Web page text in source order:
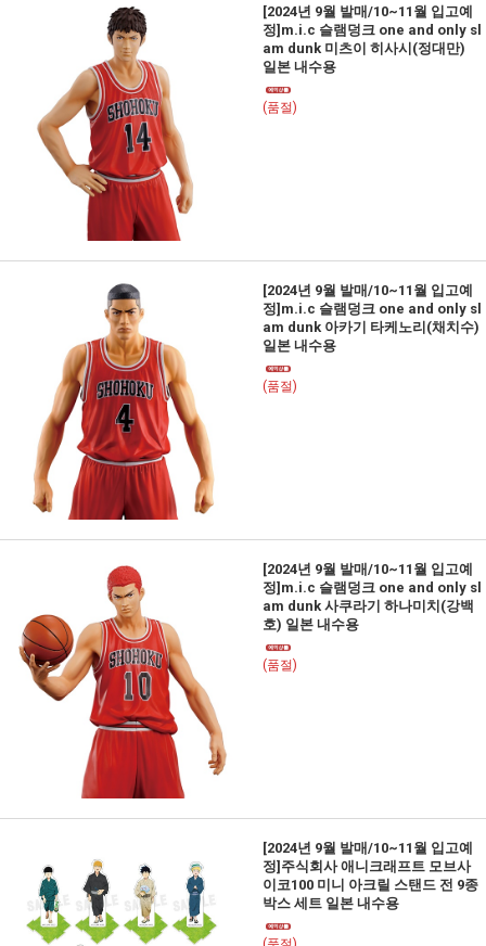
[2024년 9월 발매/10~11월 입고예
정]m.i.c 슬램덩크 one and only sl
am dunk 미츠이 히사시(정대만)
일본 내수용
(품절)
[2024년 9월 발매/10~11월 입고예
정]m.i.c 슬램덩크 one and only sl
am dunk 아카기 타케노리(채치수)
일본 내수용
(품절)
[2024년 9월 발매/10~11월 입고예
정]m.i.c 슬램덩크 one and only sl
am dunk 사쿠라기 하나미치(강백
호) 일본 내수용
(품절)
[2024년 9월 발매/10~11월 입고예
정]주식회사 애니크래프트 모브사
이코100 미니 아크릴 스탠드 전 9종
박스 세트 일본 내수용